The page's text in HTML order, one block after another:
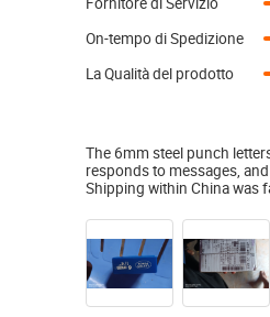
On-tempo di Spedizione
La Qualità del prodotto
The 6mm steel punch
responds to messages,
Shipping within China was